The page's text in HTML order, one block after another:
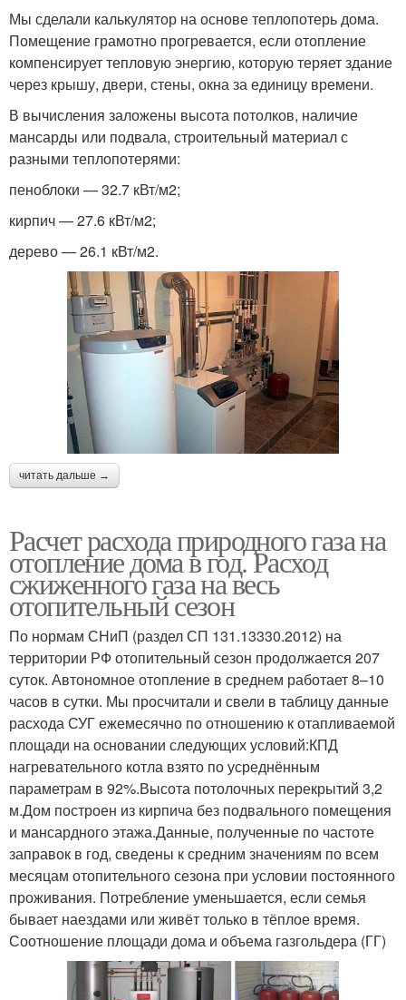
Мы сделали калькулятор на основе теплопотерь дома.
Помещение грамотно прогревается, если отопление
компенсирует тепловую энергию, которую теряет здание
через крышу, двери, стены, окна за единицу времени.
В вычисления заложены высота потолков, наличие
мансарды или подвала, строительный материал с
разными теплопотерями:
пеноблоки — 32.7 кВт/м2;
кирпич — 27.6 кВт/м2;
дерево — 26.1 кВт/м2.
читать дальше →
Расчет расхода природного газа на
отопление дома в год. Расход
сжиженного газа на весь
отопительный сезон
По нормам СНиП (раздел СП 131.13330.2012) на
территории РФ отопительный сезон продолжается 207
суток. Автономное отопление в среднем работает 8–10
часов в сутки. Мы просчитали и свели в таблицу данные
расхода СУГ ежемесячно по отношению к отапливаемой
площади на основании следующих условий:КПД
нагревательного котла взято по усреднённым
параметрам в 92%.Высота потолочных перекрытий 3,2
м.Дом построен из кирпича без подвального помещения
и мансардного этажа.Данные, полученные по частоте
заправок в год, сведены к средним значениям по всем
месяцам отопительного сезона при условии постоянного
проживания. Потребление уменьшается, если семья
бывает наездами или живёт только в тёплое время.
Соотношение площади дома и объема газгольдера (ГГ)